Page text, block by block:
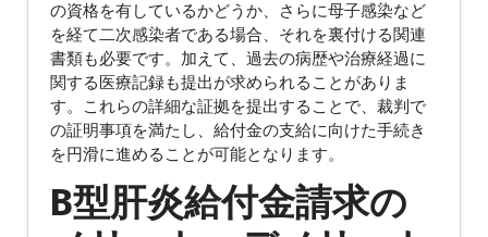
の資格を有しているかどうか、さらに母子感染など
を経て二次感染者である場合、それを裏付ける関連
書類も必要です。加えて、過去の病歴や治療経過に
関する医療記録も提出が求められることがありま
す。これらの詳細な証拠を提出することで、裁判で
の証明事項を満たし、給付金の支給に向けた手続き
を円滑に進めることが可能となります。
B型肝炎給付金請求の